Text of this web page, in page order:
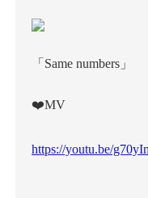
「Same numbers」
❤️MV
https://youtu.be/